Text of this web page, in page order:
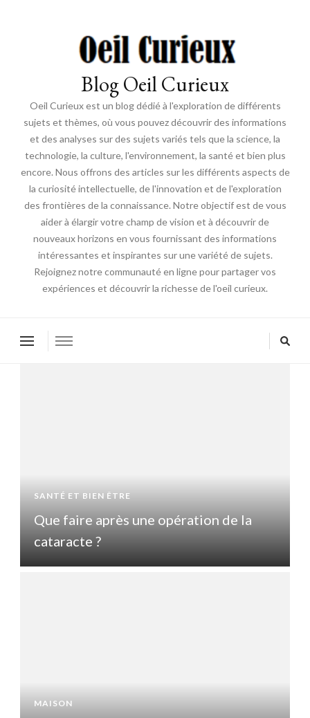
Blog Oeil Curieux
Oeil Curieux est un blog dédié à l'exploration de différents
sujets et thèmes, où vous pouvez découvrir des informations
et des analyses sur des sujets variés tels que la science, la
technologie, la culture, l'environnement, la santé et bien plus
encore. Nous offrons des articles sur les différents aspects de
la curiosité intellectuelle, de l'innovation et de l'exploration
des frontières de la connaissance. Notre objectif est de vous
aider à élargir votre champ de vision et à découvrir de
nouveaux horizons en vous fournissant des informations
intéressantes et inspirantes sur une variété de sujets.
Rejoignez notre communauté en ligne pour partager vos
expériences et découvrir la richesse de l'oeil curieux.
SANTÉ ET BIEN ÊTRE
Que faire après une opération de la
cataracte ?
MAISON